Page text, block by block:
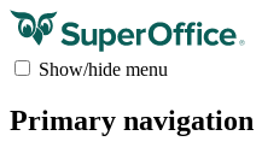
Show/hide menu
Primary navigation